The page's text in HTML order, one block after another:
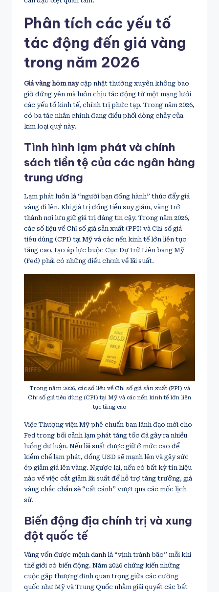
Phân tích các yếu tố
tác động đến giá vàng
trong năm 2026
Giá vàng hôm naycập nhật thường xuyên không bao
giờ đứng yên mà luôn chịu tác động từ một mạng lưới
các yếu tố kinh tế, chính trị phức tạp. Trong năm 2026,
có ba tác nhân chính đang điều phối dòng chảy của
kim loại quý này.
Tình hình lạm phát và chính
sách tiền tệ của các ngân hàng
trung ương
Lạm phát luôn là “người bạn đồng hành” thúc đẩy giá
vàng đi lên. Khi giá trị đồng tiền suy giảm, vàng trở
thành nơi lưu giữ giá trị đáng tin cậy. Trong năm 2026,
các số liệu về Chỉ số giá sản xuất (PPI) và Chỉ số giá
tiêu dùng (CPI) tại Mỹ và các nền kinh tế lớn liên tục
tăng cao, tạo áp lực buộc Cục Dự trữ Liên bang Mỹ
(Fed) phải có những điều chỉnh về lãi suất.
Trong năm 2026, các số liệu về Chỉ số giá sản xuất (PPI) và
Chỉ số giá tiêu dùng (CPI) tại Mỹ và các nền kinh tế lớn liên
tục tăng cao
Việc Thượng viện Mỹ phê chuẩn ban lãnh đạo mới cho
Fed trong bối cảnh lạm phát tăng tốc đã gây ra nhiều
luồng dư luận. Nếu lãi suất được giữ ở mức cao để
kiềm chế lạm phát, đồng USD sẽ mạnh lên và gây sức
ép giảm giá lên vàng. Ngược lại, nếu có bất kỳ tín hiệu
nào về việc cắt giảm lãi suất để hỗ trợ tăng trưởng, giá
vàng chắc chắn sẽ “cất cánh” vượt qua các mốc lịch
sử.
Biến động địa chính trị và xung
đột quốc tế
Vàng vốn được mệnh danh là “vịnh tránh bão” mỗi khi
thế giới có biến động. Năm 2026 chứng kiến những
cuộc gặp thượng đỉnh quan trọng giữa các cường
quốc như Mỹ và Trung Quốc nhằm giải quyết các bất